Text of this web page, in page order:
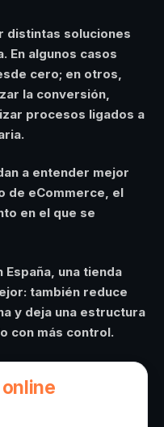
distintas soluciones
En algunos casos
cero; en otros,
la conversión,
procesos ligados a
a entender mejor
de eCommerce, el
en el que se
una tienda
también reduce
y deja una estructura
con más control.